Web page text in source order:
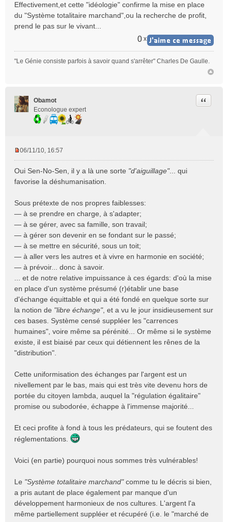
s
s
a
o
Effectivement,et cette "idéologie" confirme la mise en place
du "Système totalitaire marchand",ou la recherche de profit,
prend le pas sur le vivant...
0 x
"Le Génie consiste parfois à savoir quand s'arrêter" Charles De Gaulle.
Obamot
Econologue expert
Citer
s
s
g
l
u
06/11/10, 16:57
Oui Sen-No-Sen, il y a là une sorte "d'aiguillage"... qui
favorise la déshumanisation.
Sous prétexte de nos propres faiblesses:
— à se prendre en charge, à s'adapter;
— à se gérer, avec sa famille, son travail;
— à gérer son devenir en se fondant sur le passé;
— à se mettre en sécurité, sous un toit;
— à aller vers les autres et à vivre en harmonie en société;
— à prévoir... donc à savoir.
... et de notre relative impuissance à ces égards: d'où la mise
en place d'un système présumé (r)établir une base
d'échange équittable et qui a été fondé en quelque sorte sur
la notion de "libre échange", et a vu le jour insidieusement sur
ces bases. Système censé suppléer les "carrences
humaines", voire même sa pérénité... Or même si le système
existe, il est biaisé par ceux qui détiennent les rênes de la
"distribution".
Cette uniformisation des échanges par l'argent est un
nivellement par le bas, mais qui est très vite devenu hors de
portée du citoyen lambda, auquel la "régulation égalitaire"
promise ou subodorée, échappe à l'immense majorité...
Et ceci profite à fond à tous les prédateurs, qui se foutent des
réglementations.
Voici (en partie) pourquoi nous sommes très vulnérables!
Le "Système totalitaire marchand"comme tu le décris si bien,
a pris autant de place également par manque d'un
développement harmonieux de nos cultures. L'argent l'a
même partiellement suppléer et récupéré (i.e. le "marché de